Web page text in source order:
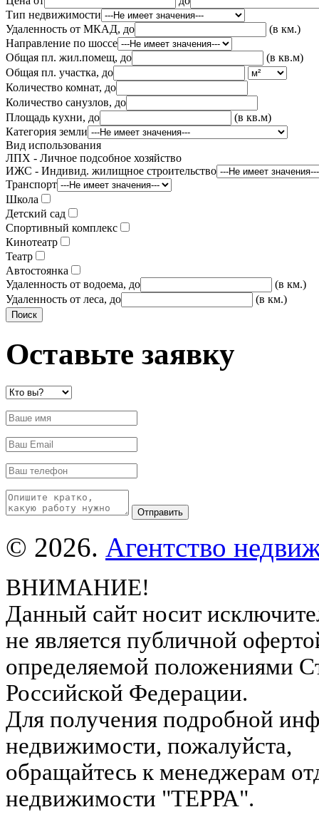
Тип недвижимости
Удаленность от МКАД, до
(в км.)
Направление по шоссе
Общая пл. жил.помещ, до
(в кв.м)
Общая пл. участка, до
Количество комнат, до
Количество санузлов, до
Площадь кухни, до
(в кв.м)
Категория земли
Вид использования
ЛПХ - Личное подсобное хозяйство
ИЖС - Индивид. жилищное строительство
Транспорт
Школа
Детский сад
Спортивный комплекс
Кинотеатр
Театр
Автостоянка
Удаленность от водоема, до
(в км.)
Удаленность от леса, до
(в км.)
Оставьте заявку
© 2026. Агентство
ВНИМАНИЕ!
Данный сайт носит
не является публичной
определяемой положениями
Российской Федерации.
Для получения подробной
недвижимости, пожалуйста,
обращайтесь к менеджерам
недвижимости "ТЕРРА".